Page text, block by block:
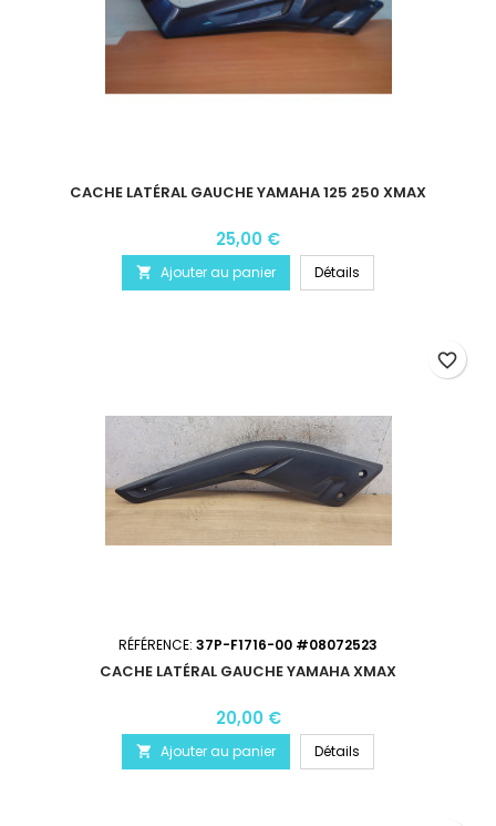
CACHE LATÉRAL GAUCHE YAMAHA 125 250 XMAX
25,00 €
 Ajouter au panier Détails
RÉFÉRENCE: 37P-F1716-00 #08072523
CACHE LATÉRAL GAUCHE YAMAHA XMAX
20,00 €
 Ajouter au panier Détails
favorite_border